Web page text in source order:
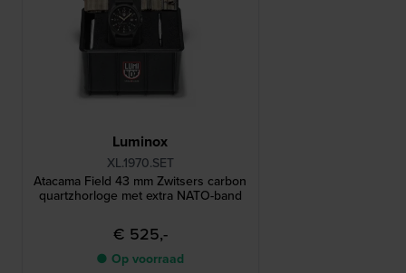
Luminox
XL.1970.SET
Atacama Field 43 mm Zwitsers carbon
quartzhorloge met extra NATO-band
€ 525,-
● Op voorraad